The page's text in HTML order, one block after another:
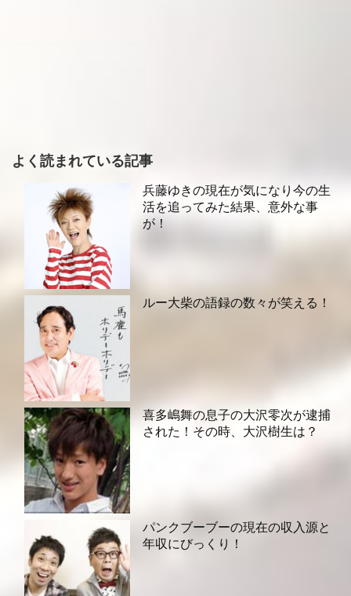
よく読まれている記事
兵藤ゆきの現在が気になり今の生
活を追ってみた結果、意外な事
が！
ルー大柴の語録の数々が笑える！
喜多嶋舞の息子の大沢零次が逮捕
された！その時、大沢樹生は？
パンクブーブーの現在の収入源と
年収にびっくり！